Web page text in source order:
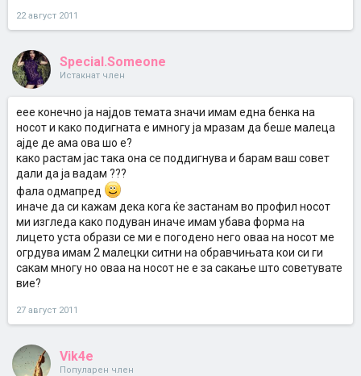
22 август 2011
Special.Someone
Истакнат член
еее конечно ја најдов темата значи имам една бенка на
носот и како подигната е имногу ја мразам да беше малеца
ајде де ама ова шо е?
како растам јас така она се поддигнува и барам ваш совет
дали да ја вадам ???
фала одмапред
иначе да си кажам дека кога ќе застанам во профил носот
ми изгледа како подуван иначе имам убава форма на
лицето уста образи се ми е погодено него оваа на носот ме
огрдува имам 2 малецки ситни на обравчињата кои си ги
сакам многу но оваа на носот не е за сакање што советувате
вие?
27 август 2011
Vik4e
Популарен член